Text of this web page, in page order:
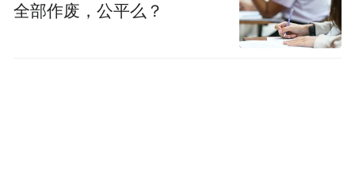
全部作废，公平么？